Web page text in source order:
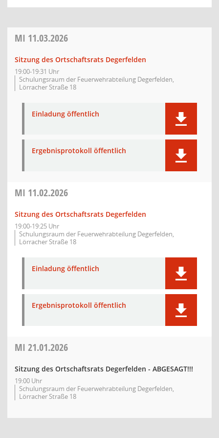
MI 11.03.2026
Sitzung des Ortschaftsrats Degerfelden
19:00-19:31 Uhr
Schulungsraum der Feuerwehrabteilung Degerfelden,
Lörracher Straße 18
Einladung öffentlich
Ergebnisprotokoll öffentlich
MI 11.02.2026
Sitzung des Ortschaftsrats Degerfelden
19:00-19:25 Uhr
Schulungsraum der Feuerwehrabteilung Degerfelden,
Lörracher Straße 18
Einladung öffentlich
Ergebnisprotokoll öffentlich
MI 21.01.2026
Sitzung des Ortschaftsrats Degerfelden - ABGESAGT!!!
19:00 Uhr
Schulungsraum der Feuerwehrabteilung Degerfelden,
Lörracher Straße 18